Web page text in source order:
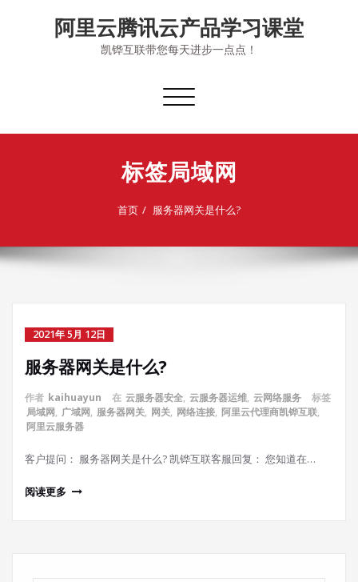
阿里云腾讯云产品学习课堂
凯铧互联带您每天进步一点点！
切
导
标签局域网
首页 服务器网关是什么?
2021年 5月 12日
服务器网关是什么?
作者 kaihuayun 在 云服务器安全, 云服务器运维, 云网络服务
标签
局域网, 广域网, 服务器网关, 网关, 网络连接, 阿里云代理商凯铧互联,
阿里云服务器
客户提问： 服务器网关是什么? 凯铧互联客服回复： 您知道在…
阅读更多